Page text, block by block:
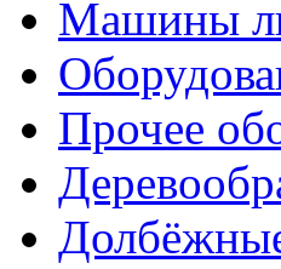
Машины
Прочее